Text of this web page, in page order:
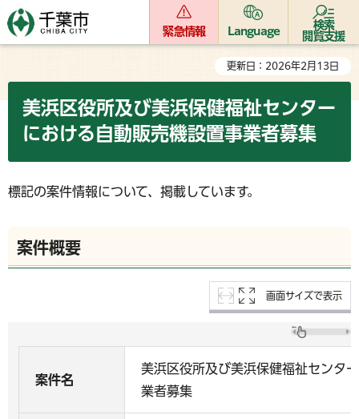
緊急情報 Language
検索
閲覧支援
更新日：2026年2月13日
美浜区役所及び美浜保健福祉センター
における自動販売機設置事業者募集
標記の案件情報について、掲載しています。
案件概要
画面サイズで表示
案件名
美浜区役所及び美浜保健福祉センタ
業者募集